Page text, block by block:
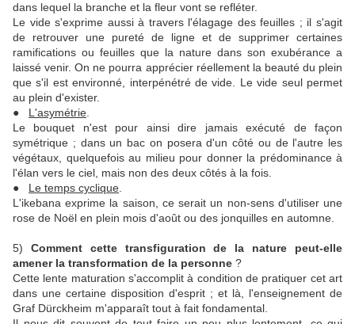
dans lequel la branche et la fleur vont se refléter.
Le vide s'exprime aussi à travers l'élagage des feuilles ; il s'agit
de retrouver une pureté de ligne et de supprimer certaines
ramifications ou feuilles que la nature dans son exubérance a
laissé venir. On ne pourra apprécier réellement la beauté du plein
que s'il est environné, interpénétré de vide. Le vide seul permet
au plein d'exister.
● L'asymétrie
Le bouquet n'est pour ainsi dire jamais exécuté de façon
symétrique ; dans un bac on posera d'un côté ou de l'autre les
végétaux, quelquefois au milieu pour donner la prédominance à
l'élan vers le ciel, mais non des deux côtés à la fois.
● Le temps cyclique
L'ikebana exprime la saison, ce serait un non-sens d'utiliser une
rose de Noël en plein mois d'août ou des jonquilles en automne.
5) Comment cette transfiguration de la nature peut-elle
amener la transformation de la personne ?
Cette lente maturation s'accomplit à condition de pratiquer cet art
dans une certaine disposition d'esprit ; et là, l'enseignement de
Graf Dürckheim m'apparaît tout à fait fondamental.